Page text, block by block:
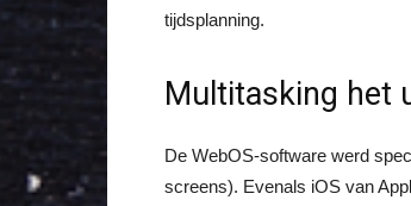
tijdsplanning.
Multitasking het
De WebOS-software werd
screens). Evenals iOS van